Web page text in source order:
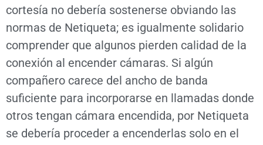
cortesía no debería sostenerse obviando las
normas de Netiqueta; es igualmente solidario
comprender que algunos pierden calidad de la
conexión al encender cámaras. Si algún
compañero carece del ancho de banda
suficiente para incorporarse en llamadas donde
otros tengan cámara encendida, por Netiqueta
se debería proceder a encenderlas solo en el